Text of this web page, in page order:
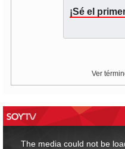
¡Sé el
Ver
The media could not be